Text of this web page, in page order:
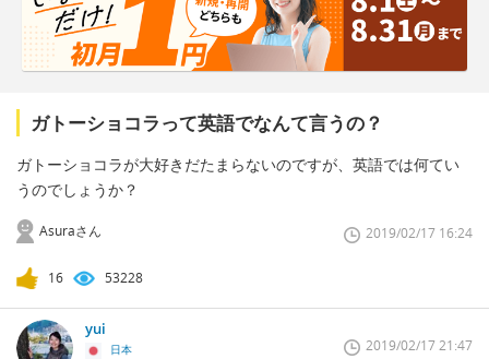
ガトーショコラって英語でなんて言うの？
ガトーショコラが大好きだたまらないのですが、英語では何てい
うのでしょうか？
Asuraさん 2019/02/17 16:24
16 53228
yui
日本 2019/02/17 21:47